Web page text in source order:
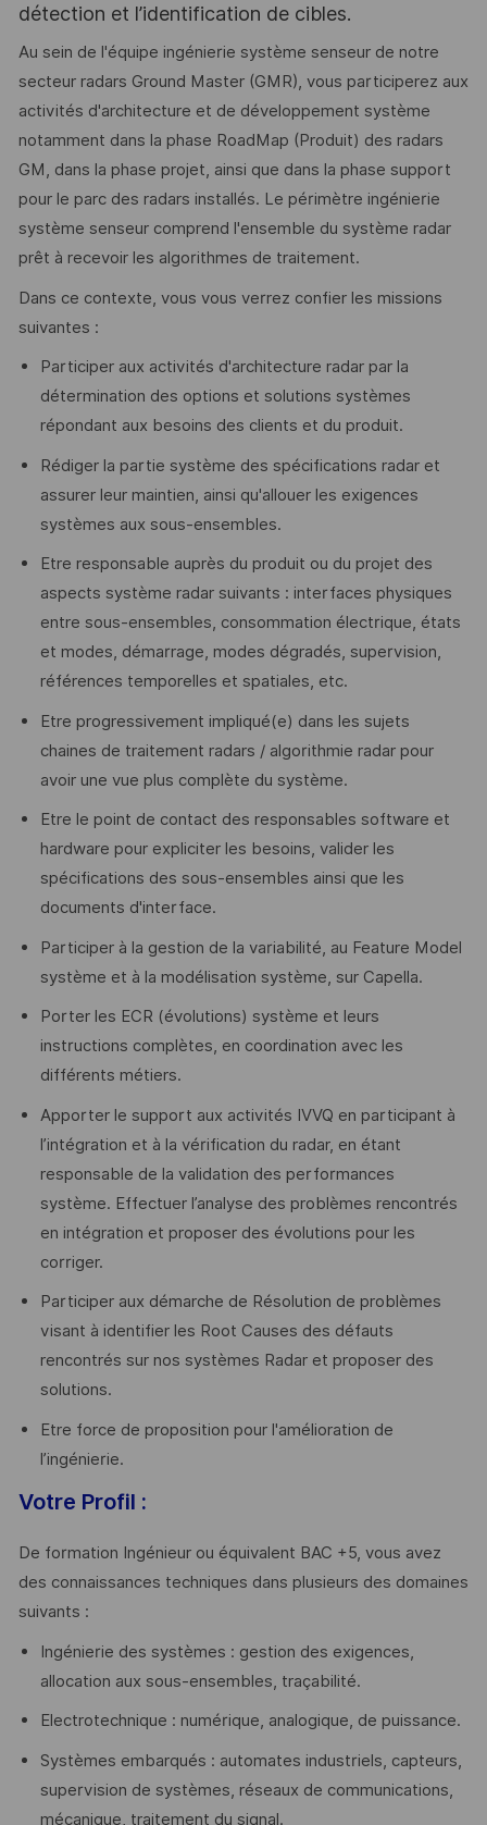
détection et l’identification de cibles.
Au sein de l'équipe ingénierie système senseur de notre
secteur radars Ground Master (GMR), vous participerez aux
activités d'architecture et de développement système
notamment dans la phase RoadMap (Produit) des radars
GM, dans la phase projet, ainsi que dans la phase support
pour le parc des radars installés. Le périmètre ingénierie
système senseur comprend l'ensemble du système radar
prêt à recevoir les algorithmes de traitement.
Dans ce contexte, vous vous verrez confier les missions
suivantes :
Participer aux activités d'architecture radar par la
détermination des options et solutions systèmes
répondant aux besoins des clients et du produit.
Rédiger la partie système des spécifications radar et
assurer leur maintien, ainsi qu'allouer les exigences
systèmes aux sous-ensembles.
Etre responsable auprès du produit ou du projet des
aspects système radar suivants : interfaces physiques
entre sous-ensembles, consommation électrique, états
et modes, démarrage, modes dégradés, supervision,
références temporelles et spatiales, etc.
Etre progressivement impliqué(e) dans les sujets
chaines de traitement radars / algorithmie radar pour
avoir une vue plus complète du système.
Etre le point de contact des responsables software et
hardware pour expliciter les besoins, valider les
spécifications des sous-ensembles ainsi que les
documents d'interface.
Participer à la gestion de la variabilité, au Feature Model
système et à la modélisation système, sur Capella.
Porter les ECR (évolutions) système et leurs
instructions complètes, en coordination avec les
différents métiers.
Apporter le support aux activités IVVQ en participant à
l’intégration et à la vérification du radar, en étant
responsable de la validation des performances
système. Effectuer l’analyse des problèmes rencontrés
en intégration et proposer des évolutions pour les
corriger.
Participer aux démarche de Résolution de problèmes
visant à identifier les Root Causes des défauts
rencontrés sur nos systèmes Radar et proposer des
solutions.
Etre force de proposition pour l'amélioration de
l’ingénierie.
Votre Profil :
De formation Ingénieur ou équivalent BAC +5, vous avez
des connaissances techniques dans plusieurs des domaines
suivants :
Ingénierie des systèmes : gestion des exigences,
allocation aux sous-ensembles, traçabilité.
Electrotechnique : numérique, analogique, de puissance.
Systèmes embarqués : automates industriels, capteurs,
supervision de systèmes, réseaux de communications,
mécanique, traitement du signal.